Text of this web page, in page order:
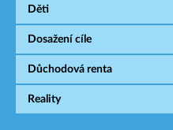
Děti
Dosažení cíle
Důchodová renta
Reality